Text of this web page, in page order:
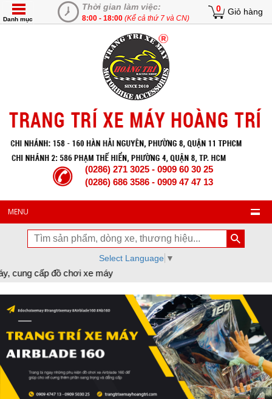
Thời gian làm việc:
8:00 - 18:00 (Kể cả thứ 7 và CN)
0 Giỏ hàng
Danh mục
(0286) 271 3025 - 0909 60 30 25
(0286) 686 3586 - 0909 47 47 13
MENU
Select Language ▼
đồ chơi xe máy